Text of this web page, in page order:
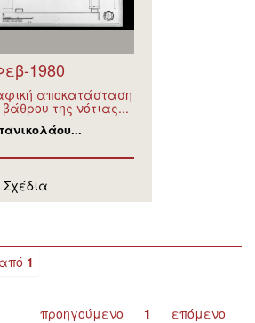
1980
αποκατάσταση
βάθρου της νότιας...
Σχέδια
από 1
προηγούμενο 1 επόμενο